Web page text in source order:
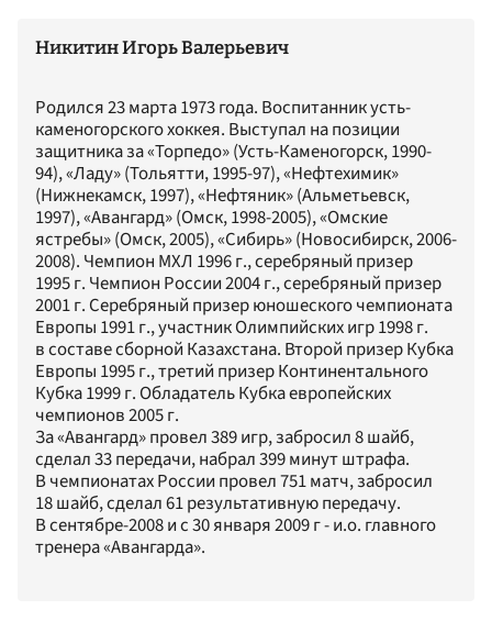
Никитин Игорь Валерьевич
Родился 23 марта 1973 года. Воспитанник усть-
каменогорского хоккея. Выступал на позиции
защитника за «Торпедо» (Усть-Каменогорск, 1990-
94), «Ладу» (Тольятти, 1995-97), «Нефтехимик»
(Нижнекамск, 1997), «Нефтяник» (Альметьевск,
1997), «Авангард» (Омск, 1998-2005), «Омские
ястребы» (Омск, 2005), «Сибирь» (Новосибирск, 2006-
2008). Чемпион МХЛ 1996 г., серебряный призер
1995 г. Чемпион России 2004 г., серебряный призер
2001 г. Серебряный призер юношеского чемпионата
Европы 1991 г., участник Олимпийских игр 1998 г.
в составе сборной Казахстана. Второй призер Кубка
Европы 1995 г., третий призер Континентального
Кубка 1999 г. Обладатель Кубка европейских
чемпионов 2005 г.
За «Авангард» провел 389 игр, забросил 8 шайб,
сделал 33 передачи, набрал 399 минут штрафа.
В чемпионатах России провел 751 матч, забросил
18 шайб, сделал 61 результативную передачу.
В сентябре-2008 и с 30 января 2009 г - и.о. главного
тренера «Авангарда».